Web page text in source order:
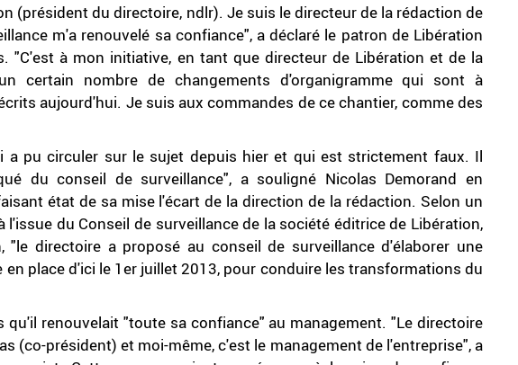
(président du directoire, ndlr). Je suis le directeur de la rédaction de
m'a renouvelé sa confiance", a déclaré le patron de Libération
"C'est à mon initiative, en tant que directeur de Libération et de la
certain nombre de changements d'organigramme qui sont à
aujourd'hui. Je suis aux commandes de ce chantier, comme des
a pu circuler sur le sujet depuis hier et qui est strictement faux. Il
du conseil de surveillance", a souligné Nicolas Demorand en
état de sa mise l'écart de la direction de la rédaction. Selon un
du Conseil de surveillance de la société éditrice de Libération,
"le directoire a proposé au conseil de surveillance d'élaborer une
place d'ici le 1er juillet 2013, pour conduire les transformations du
qu'il renouvelait "toute sa confiance" au management. "Le directoire
(co-président) et moi-même, c'est le management de l'entreprise", a